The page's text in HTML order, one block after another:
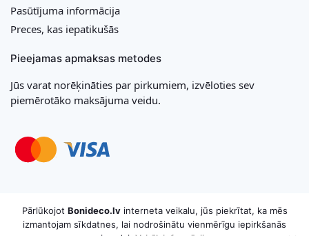
Pasūtījuma informācija
Preces, kas iepatikušās
Pieejamas apmaksas metodes
Jūs varat norēķināties par pirkumiem, izvēloties sev
piemērotāko maksājuma veidu.
Pārlūkojot Bonideco.lvinterneta veikalu, jūs piekrītat, ka mēs
izmantojam sīkdatnes, lai nodrošinātu vienmērīgu iepirkšanās